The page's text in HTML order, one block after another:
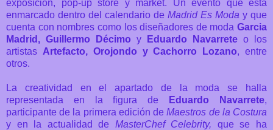
exposición, pop-up store y market. Un evento que está
enmarcado dentro del calendario de Madrid Es Moda y que
cuenta con nombres como los diseñadores de moda Garcia
Madrid, Guillermo Décimo y Eduardo Navarrete o los
artistas Artefacto, Orojondo y Cachorro Lozano, entre
otros.
La creatividad en el apartado de la moda se halla
representada en la figura de
Eduardo Navarrete,
participante de la primera edición deMaestros de la Costura
y en la actualidad de MasterChef Celebrity, que se ha